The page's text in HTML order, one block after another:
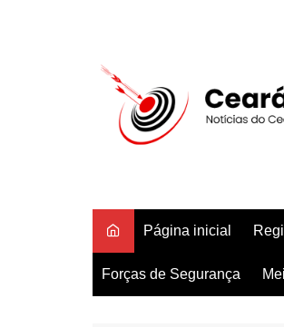
Página inicial
Forças de Segurança